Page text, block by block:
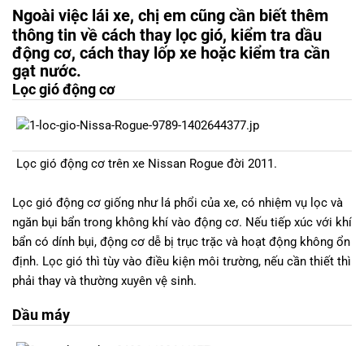
LIÊN
HỆ
BẢNG
GIÁ
Ngoài việc lái xe, chị em cũng cần biết thêm
thông tin về cách thay lọc gió, kiểm tra dầu
động cơ, cách thay lốp xe hoặc kiểm tra cần
gạt nước.
Lọc gió động cơ
Lọc gió động cơ trên xe Nissan Rogue đời 2011.
Lọc gió động cơ giống như lá phổi của xe, có nhiệm vụ lọc và
ngăn bụi bẩn trong không khí vào động cơ. Nếu tiếp xúc với khí
bẩn có dính bụi, động cơ dễ bị trục trặc và hoạt động không ổn
định. Lọc gió thì tùy vào điều kiện môi trường, nếu cần thiết thì
phải thay và thường xuyên vệ sinh.
Dầu máy